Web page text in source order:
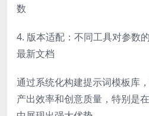
数
4. 版本适配：不同工具对参数
最新文档
通过系统化构建提示词模板库
产出效率和创意质量，特别是